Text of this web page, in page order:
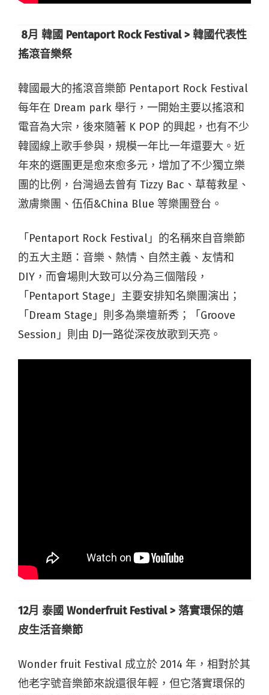
8月 韓國 Pentaport Rock Festival > 韓國代表性
搖滾音樂祭
韓國最大的搖滾音樂節 Pentaport Rock Festival
每年在 Dream park 舉行，一開始主要以搖滾和
電音為大宗，後來隨著 K POP 的興起，也有不少
韓國線上歌手參與，規模一年比一年還要大。近
年來的選團更是愈來愈多元，增加了不少獨立樂
團的比例，台灣過去曾有 Tizzy Bac、草莓救星、
激膚樂團、伍佰&China Blue 等樂團登台。
「Pentaport Rock Festival」的名稱來自音樂節
的五大主題：音樂、熱情、自然主義、友情和
DIY，而會場則大致可以分為三個階段，
「Pentaport Stage」主要安排知名樂團演出；
「Dream Stage」則多為樂壇新秀；「Groove
Session」則由 DJ一路從深夜放歌到天亮。
12月 泰國 Wonderfruit Festival > 落實環保的嬉
皮生活音樂節
Wonder fruit Festival 成立於 2014 年，相對於其
他老字號音樂節來說還很年輕，但它落實環保的